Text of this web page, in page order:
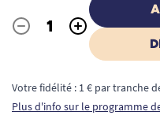
Quantité
- +
Votre fidélité : 1 € par tranche
Plus d'info sur le programme